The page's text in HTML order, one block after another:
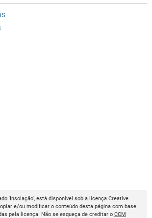
'Insolação', está disponível sob a licença Creative
e/ou modificar o conteúdo desta página com base
pela licença. Não se esqueça de creditar o CCM